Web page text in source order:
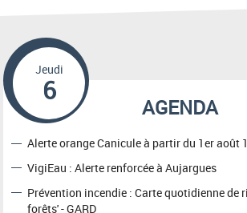
AGENDA
Jeudi
6
Alerte orange Canicule à partir du 1er août
VigiEau : Alerte renforcée à Aujargues
Prévention incendie : Carte quotidienne de
forêts' - GARD